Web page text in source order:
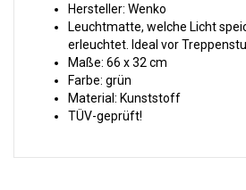
Hersteller: Wenko
Leuchtmatte, welche Licht
erleuchtet. Ideal vor
Maße: 66 x 32 cm
Farbe: grün
Material: Kunststoff
TÜV-geprüft!